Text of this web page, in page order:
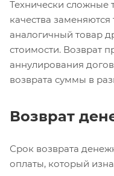
Технически сложные
качества
аналогичный товар
стоимости. Возврат
аннулирования
возврата суммы в
Возврат
Срок возврата
оплаты, который